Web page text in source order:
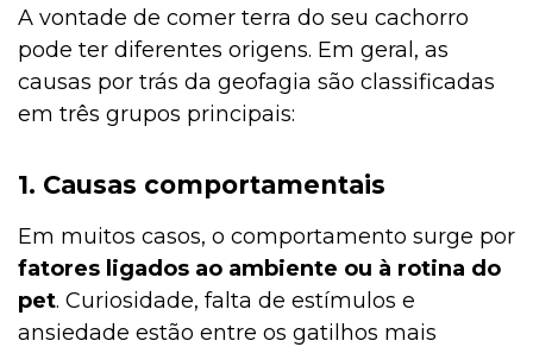
A vontade de comer terra do seu cachorro
pode ter diferentes origens. Em geral, as
causas por trás da geofagia são classificadas
em três grupos principais:
1. Causas comportamentais
Em muitos casos, o comportamento surge por
fatores ligados ao ambiente ou à rotina do
pet. Curiosidade, falta de estímulos e
ansiedade estão entre os gatilhos mais